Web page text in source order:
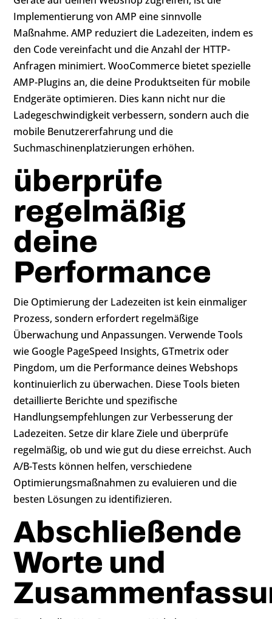
Implementierung von AMP eine sinnvolle
Maßnahme. AMP reduziert die Ladezeiten, indem es
den Code vereinfacht und die Anzahl der HTTP-
Anfragen minimiert. WooCommerce bietet spezielle
AMP-Plugins an, die deine Produktseiten für mobile
Endgeräte optimieren. Dies kann nicht nur die
Ladegeschwindigkeit verbessern, sondern auch die
mobile Benutzererfahrung und die
Suchmaschinenplatzierungen erhöhen.
überprüfe
regelmäßig
deine
Performance
Die Optimierung der Ladezeiten ist kein einmaliger
Prozess, sondern erfordert regelmäßige
Überwachung und Anpassungen. Verwende Tools
wie Google PageSpeed Insights, GTmetrix oder
Pingdom, um die Performance deines Webshops
kontinuierlich zu überwachen. Diese Tools bieten
detaillierte Berichte und spezifische
Handlungsempfehlungen zur Verbesserung der
Ladezeiten. Setze dir klare Ziele und überprüfe
regelmäßig, ob und wie gut du diese erreichst. Auch
A/B-Tests können helfen, verschiedene
Optimierungsmaßnahmen zu evaluieren und die
besten Lösungen zu identifizieren.
Abschließende
Worte und